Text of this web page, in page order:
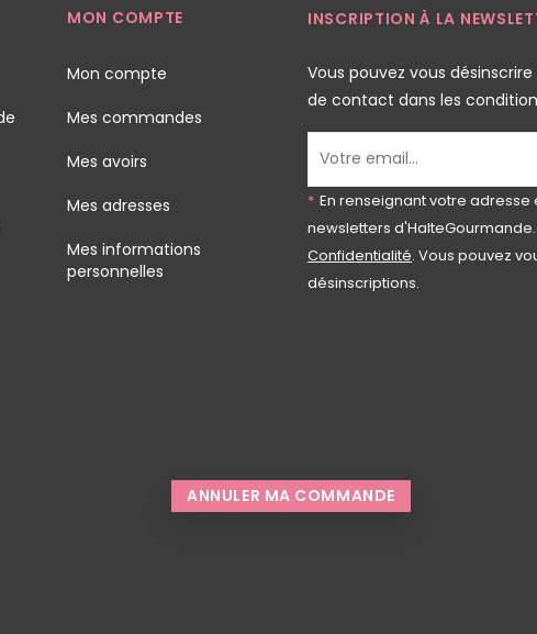
MON COMPTE
Mon compte
Mes commandes
Mes avoirs
Mes adresses
Mes informations
personnelles
INSCRIPTION À LA
Vous pouvez vous
de contact dans les
* En renseignant votre
newsletters
Confidentialité. Vous pouvez
désinscriptions.
ANNULER MA COMMANDE